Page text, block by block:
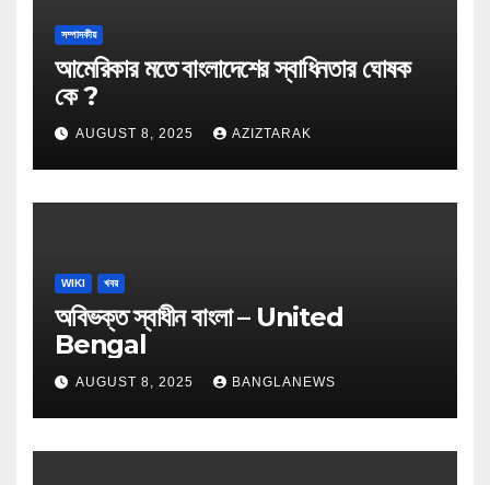
সম্পাদকীয়
আমেরিকার মতে বাংলাদেশের স্বাধিনতার ঘোষক
কে ?
AUGUST 8, 2025 AZIZTARAK
WIKI খবর
অবিভক্ত স্বাধীন বাংলা – United
Bengal
AUGUST 8, 2025 BANGLANEWS